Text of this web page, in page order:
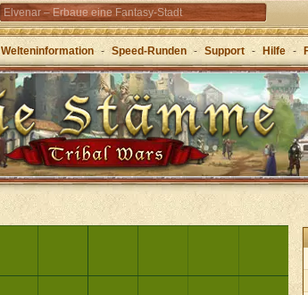
Elvenar – Erbaue eine Fantasy-Stadt
Forge of Empires – Mit Strategie durch die Zeitalter
Grepolis – Erbaue dein Reich im antiken
Griechenland
Welteninformation - Speed-Runden - Support - Hilfe -